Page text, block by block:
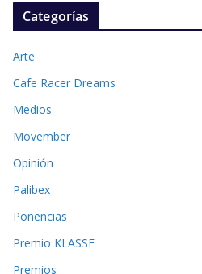
Categorías
Arte
Cafe Racer Dreams
Medios
Movember
Opinión
Palibex
Ponencias
Premio KLASSE
Premios